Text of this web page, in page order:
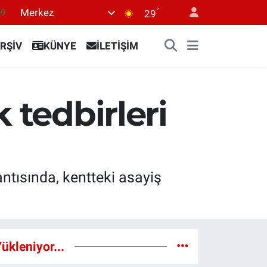
Merkez 29°
KÜNYE İLETİŞİM
tedbirleri
kentteki asayiş